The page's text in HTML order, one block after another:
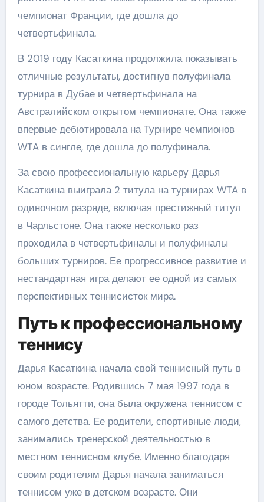
чемпионат Франции, где дошла до
четвертьфинала.
В 2019 году Касаткина продолжила показывать
отличные результаты, достигнув полуфинала
турнира в Дубае и четвертьфинала на
Австралийском открытом чемпионате. Она также
впервые дебютировала на Турнире чемпионов
WTA в сингле, где дошла до полуфинала.
За свою профессиональную карьеру Дарья
Касаткина выиграла 2 титула на турнирах WTA в
одиночном разряде, включая престижный титул
в Чарльстоне. Она также несколько раз
проходила в четвертьфиналы и полуфиналы
больших турниров. Ее прогрессивное развитие и
нестандартная игра делают ее одной из самых
перспективных теннисисток мира.
Путь к профессиональному
теннису
Дарья Касаткина начала свой теннисный путь в
юном возрасте. Родившись 7 мая 1997 года в
городе Тольятти, она была окружена теннисом с
самого детства. Ее родители, спортивные люди,
занимались тренерской деятельностью в
местном теннисном клубе. Именно благодаря
своим родителям Дарья начала заниматься
теннисом уже в детском возрасте. Они